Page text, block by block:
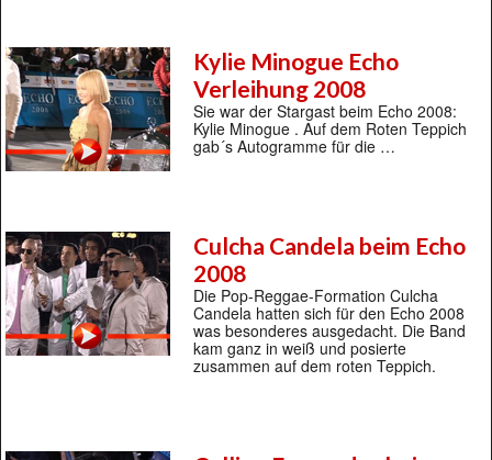
Kylie Minogue Echo
Verleihung 2008
Sie war der Stargast beim Echo 2008:
Kylie Minogue . Auf dem Roten Teppich
gab´s Autogramme für die …
Culcha Candela beim Echo
2008
Die Pop-Reggae-Formation Culcha
Candela hatten sich für den Echo 2008
was besonderes ausgedacht. Die Band
kam ganz in weiß und posierte
zusammen auf dem roten Teppich.